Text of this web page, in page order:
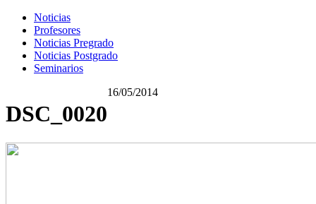
Noticias
Profesores
Noticias Pregrado
Noticias Postgrado
Seminarios
DSC_0020
16/05/2014